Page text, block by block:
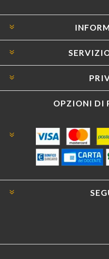
OPZIONI DI